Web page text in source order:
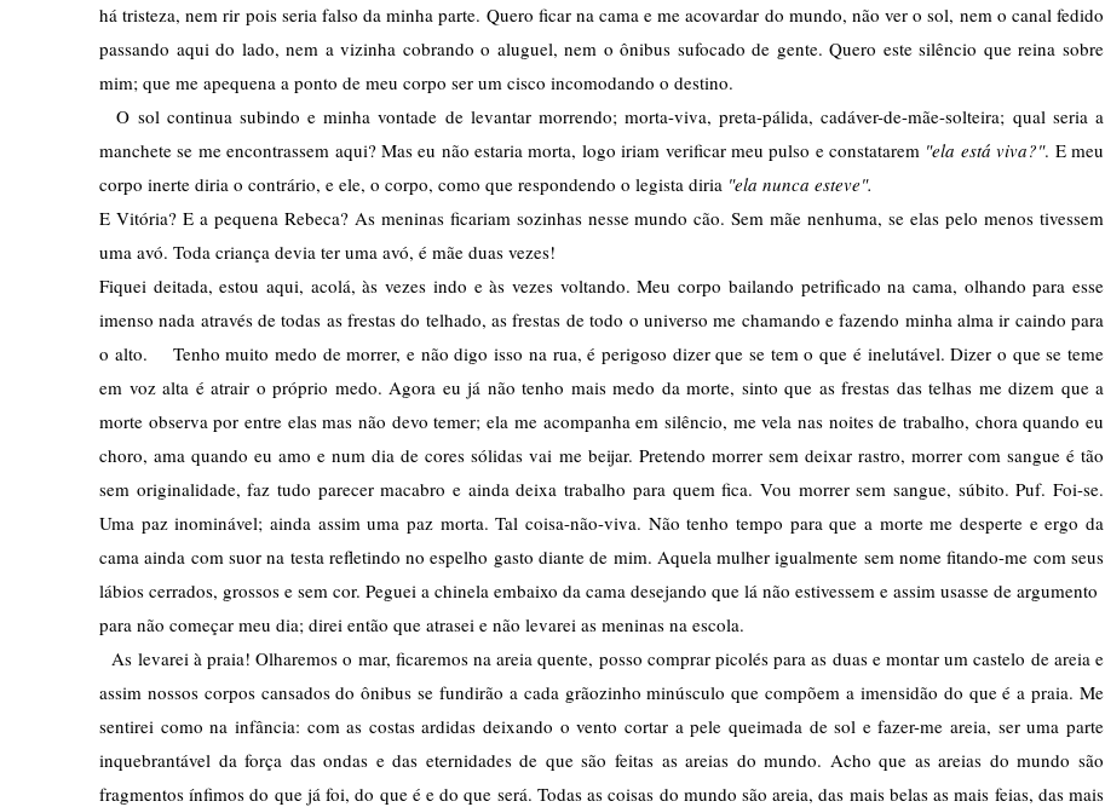
há tristeza, nem rir pois seria falso da minha parte. Quero ficar na cama e me acovardar do mundo, não ver o sol, nem o canal fedido
passando aqui do lado, nem a vizinha cobrando o aluguel, nem o ônibus sufocado de gente. Quero este silêncio que reina sobre
mim; que me apequena a ponto de meu corpo ser um cisco incomodando o destino.
O sol continua subindo e minha vontade de levantar morrendo; morta-viva, preta-pálida, cadáver-de-mãe-solteira; qual seria a
manchete se me encontrassem aqui? Mas eu não estaria morta, logo iriam verificar meu pulso e constatarem "ela está viva?". E meu
corpo inerte diria o contrário, e ele, o corpo, como que respondendo o legista diria "ela nunca esteve".
E Vitória? E a pequena Rebeca? As meninas ficariam sozinhas nesse mundo cão. Sem mãe nenhuma, se elas pelo menos tivessem
uma avó. Toda criança devia ter uma avó, é mãe duas vezes!
Fiquei deitada, estou aqui, acolá, às vezes indo e às vezes voltando. Meu corpo bailando petrificado na cama, olhando para esse
imenso nada através de todas as frestas do telhado, as frestas de todo o universo me chamando e fazendo minha alma ir caindo para
o alto.    Tenho muito medo de morrer, e não digo isso na rua, é perigoso dizer que se tem o que é inelutável. Dizer o que se teme
em voz alta é atrair o próprio medo. Agora eu já não tenho mais medo da morte, sinto que as frestas das telhas me dizem que a
morte observa por entre elas mas não devo temer; ela me acompanha em silêncio, me vela nas noites de trabalho, chora quando eu
choro, ama quando eu amo e num dia de cores sólidas vai me beijar. Pretendo morrer sem deixar rastro, morrer com sangue é tão
sem originalidade, faz tudo parecer macabro e ainda deixa trabalho para quem fica. Vou morrer sem sangue, súbito. Puf. Foi-se.
Uma paz inominável; ainda assim uma paz morta. Tal coisa-não-viva. Não tenho tempo para que a morte me desperte e ergo da
cama ainda com suor na testa refletindo no espelho gasto diante de mim. Aquela mulher igualmente sem nome fitando-me com seus
lábios cerrados, grossos e sem cor. Peguei a chinela embaixo da cama desejando que lá não estivessem e assim usasse de argumento
para não começar meu dia; direi então que atrasei e não levarei as meninas na escola.
As levarei à praia! Olharemos o mar, ficaremos na areia quente, posso comprar picolés para as duas e montar um castelo de areia e
assim nossos corpos cansados do ônibus se fundirão a cada grãozinho minúsculo que compõem a imensidão do que é a praia. Me
sentirei como na infância: com as costas ardidas deixando o vento cortar a pele queimada de sol e fazer-me areia, ser uma parte
inquebrantável da força das ondas e das eternidades de que são feitas as areias do mundo. Acho que as areias do mundo são
fragmentos ínfimos do que já foi, do que é e do que será. Todas as coisas do mundo são areia, das mais belas as mais feias, das mais